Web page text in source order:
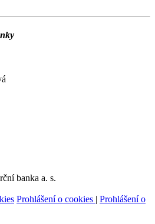
banka a. s.
Prohlášení o cookies
Prohlášení o